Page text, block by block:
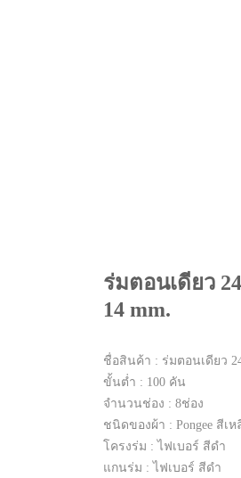
ร่มตอนเดียว
14 mm.
ชื่อสินค้า : ร่มตอนเดียว
ขั้นต่ำ : 100 คัน
จำนวนช่อง : 8ช่อง
ชนิดของผ้า : Pongee สีเห
โครงร่ม : ไฟเบอร์ สีดำ
แกนร่ม : ไฟเบอร์ สีดำ